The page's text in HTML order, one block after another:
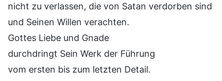
nicht zu verlassen, die von Satan verdorben sind
und Seinen Willen verachten.
Gottes Liebe und Gnade
durchdringt Sein Werk der Führung
vom ersten bis zum letzten Detail.